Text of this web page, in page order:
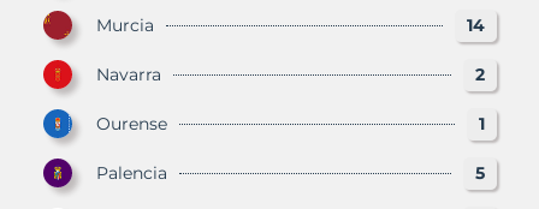
Murcia 14
Navarra 2
Ourense 1
Palencia 5